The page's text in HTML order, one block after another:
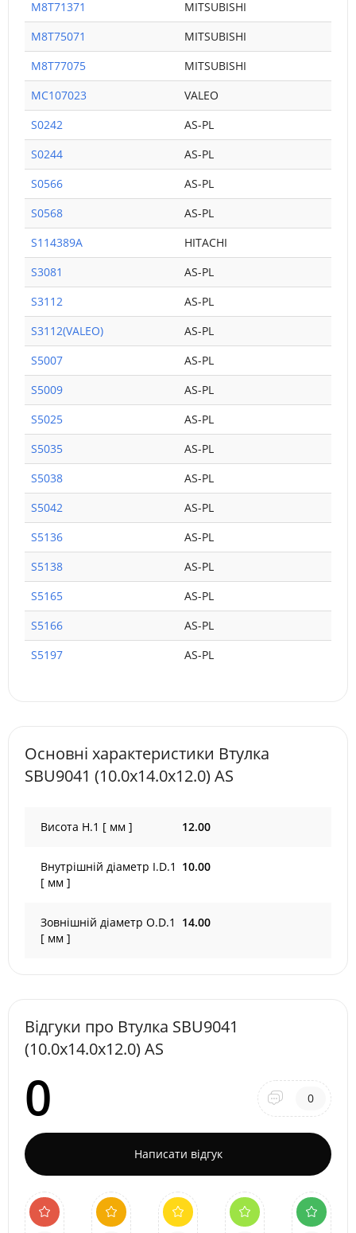
M8T71371
MITSUBISHI
M8T75071
MITSUBISHI
M8T77075
MITSUBISHI
MC107023
VALEO
S0242
AS-PL
S0244
AS-PL
S0566
AS-PL
S0568
AS-PL
S114389A
HITACHI
S3081
AS-PL
S3112
AS-PL
S3112(VALEO)
AS-PL
S5007
AS-PL
S5009
AS-PL
S5025
AS-PL
S5035
AS-PL
S5038
AS-PL
S5042
AS-PL
S5136
AS-PL
S5138
AS-PL
S5165
AS-PL
S5166
AS-PL
S5197
AS-PL
Основні характеристики Втулка
SBU9041 (10.0х14.0х12.0) AS
Висота H.1 [ мм ] 12.00
Внутрішній діаметр I.D.1
[ мм ]
10.00
Зовнішній діаметр O.D.1
[ мм ]
14.00
Відгуки про Втулка SBU9041
(10.0х14.0х12.0) AS
0 0
Написати відгук